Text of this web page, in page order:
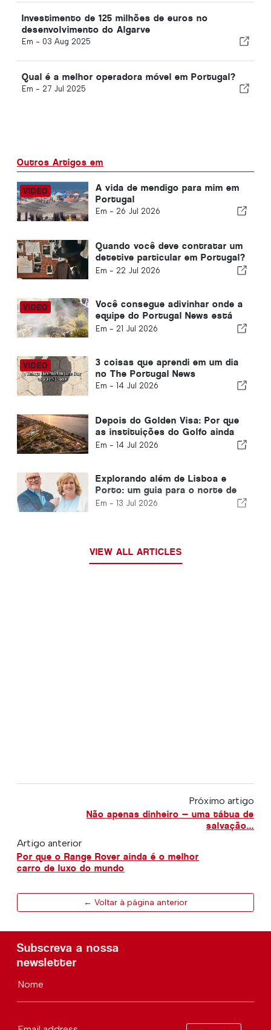
Investimento de 125 milhões de euros no
desenvolvimento do Algarve
Em - 03 Aug 2025
Qual é a melhor operadora móvel em Portugal?
Em - 27 Jul 2025
Outros Artigos em
A vida de mendigo para mim em
Portugal
Em - 26 Jul 2026
Quando você deve contratar um
detetive particular em Portugal?
Cinco situações em que
Em - 22 Jul 2026
Você consegue adivinhar onde a
equipe do Portugal News está
hoje?
Em - 21 Jul 2026
3 coisas que aprendi em um dia
no The Portugal News
Em - 14 Jul 2026
Depois do Golden Visa: Por que
as instituições do Golfo ainda
estão comprando Portugal
Em - 14 Jul 2026
Explorando além de Lisboa e
Porto: um guia para o norte de
Portugal e a Costa de Prata
Em - 13 Jul 2026
VIEW ALL ARTICLES
Próximo artigo
Não apenas dinheiro — uma tábua de
salvação...
Artigo anterior
Por que o Range Rover ainda é o melhor
carro de luxo do mundo
← Voltar à página anterior
Subscreva a nossa
newsletter
Nome